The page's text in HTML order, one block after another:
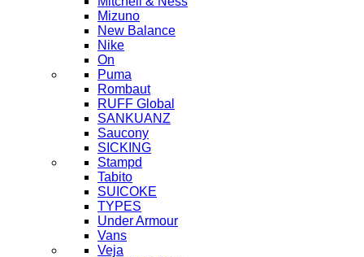
Mizuno
New Balance
Nike
On
Puma
Rombaut
RUFF Global
SANKUANZ
Saucony
SICKING
Stampd
Tabito
SUICOKE
TYPES
Under Armour
Vans
Veja